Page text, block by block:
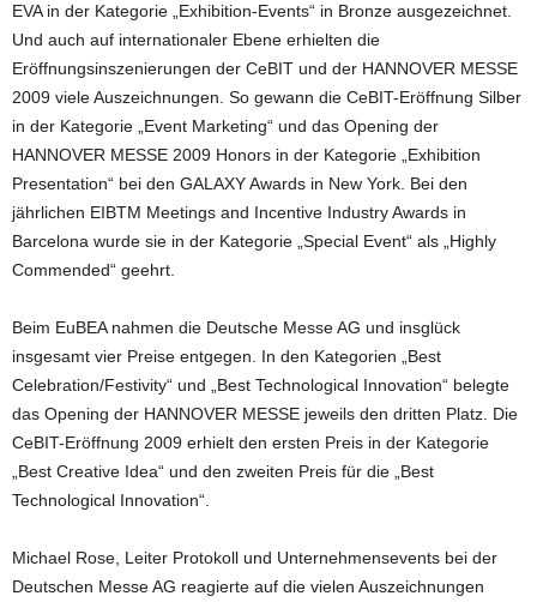
EVA in der Kategorie „Exhibition-Events“ in Bronze ausgezeichnet.
Und auch auf internationaler Ebene erhielten die
Eröffnungsinszenierungen der CeBIT und der HANNOVER MESSE
2009 viele Auszeichnungen. So gewann die CeBIT-Eröffnung Silber
in der Kategorie „Event Marketing“ und das Opening der
HANNOVER MESSE 2009 Honors in der Kategorie „Exhibition
Presentation“ bei den GALAXY Awards in New York. Bei den
jährlichen EIBTM Meetings and Incentive Industry Awards in
Barcelona wurde sie in der Kategorie „Special Event“ als „Highly
Commended“ geehrt.
Beim EuBEA nahmen die Deutsche Messe AG und insglück
insgesamt vier Preise entgegen. In den Kategorien „Best
Celebration/Festivity“ und „Best Technological Innovation“ belegte
das Opening der HANNOVER MESSE jeweils den dritten Platz. Die
CeBIT-Eröffnung 2009 erhielt den ersten Preis in der Kategorie
„Best Creative Idea“ und den zweiten Preis für die „Best
Technological Innovation“.
Michael Rose, Leiter Protokoll und Unternehmensevents bei der
Deutschen Messe AG reagierte auf die vielen Auszeichnungen